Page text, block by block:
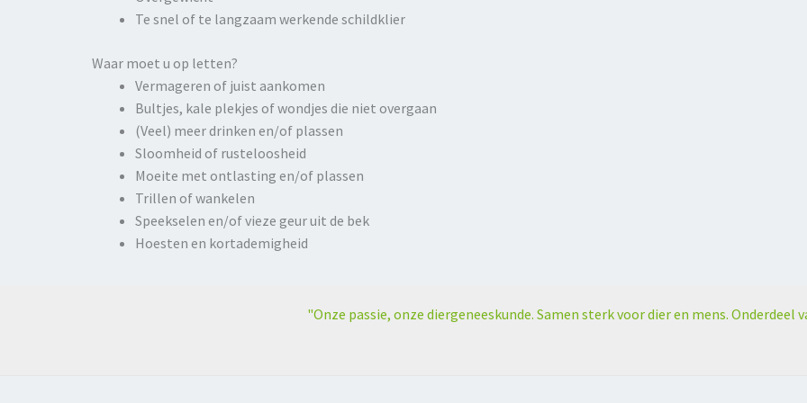
Te snel of te langzaam werkende schildklier
Waar moet u op letten?
Vermageren of juist aankomen
Bultjes, kale plekjes of wondjes die niet overgaan
(Veel) meer drinken en/of plassen
Sloomheid of rusteloosheid
Moeite met ontlasting en/of plassen
Trillen of wankelen
Speekselen en/of vieze geur uit de bek
Hoesten en kortademigheid
"Onze passie, onze diergeneeskunde. Samen sterk voor dier en mens. Onderdeel